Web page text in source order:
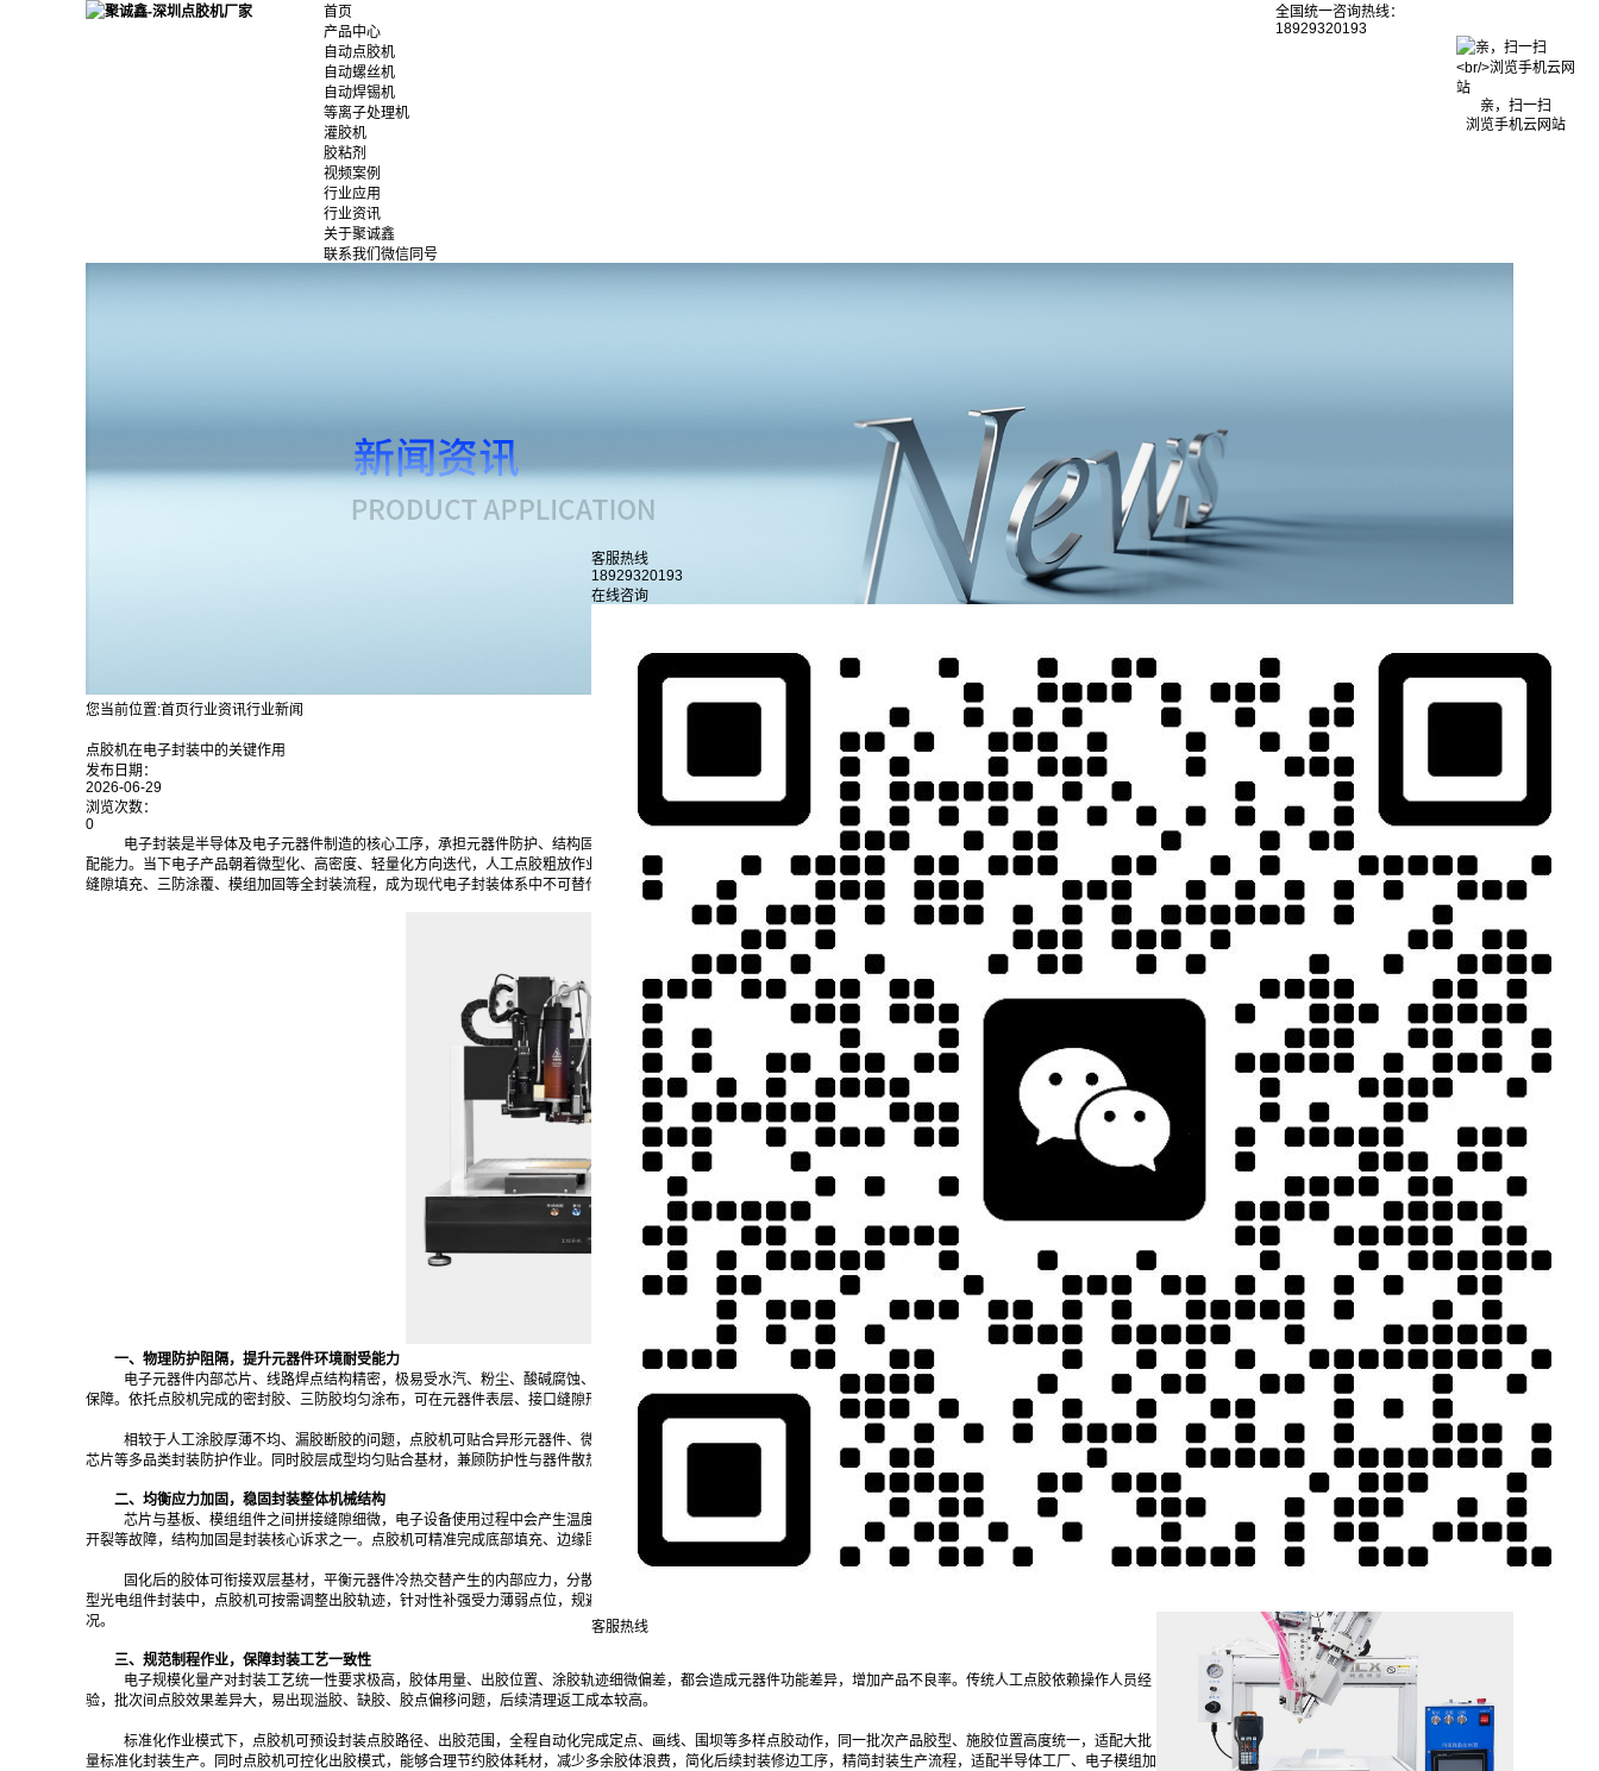
首页
产品中心
自动点胶机
自动螺丝机
自动焊锡机
等离子处理机
灌胶机
胶粘剂
视频案例
行业应用
行业资讯
关于聚诚鑫
联系我们微信同号
全国统一咨询热线：
18929320193
您当前位置:首页行业资讯行业新闻
行业新闻
点胶机在电子封装中的关键作用
发布日期：
2026-06-29
浏览次数：
0
电子封装是半导体及电子元器件制造的核心工序，承担元器件防护、结构固定、电路稳压、散热协同等多重作用，直接决定电子产品使用寿命、运行稳定性与环境适
配能力。当下电子产品朝着微型化、高密度、轻量化方向迭代，人工点胶粗放作业模式已无法适配标准化封装需求，点胶机作为自动化流体涂布设备，深度融入芯片粘接、
缝隙填充、三防涂覆、模组加固等全封装流程，成为现代电子封装体系中不可替代的核心设备，全方位支撑封装工艺提质升级。
一、物理防护阻隔，提升元器件环境耐受能力
电子元器件内部芯片、线路焊点结构精密，极易受水汽、粉尘、酸碱腐蚀、静电干扰影响，出现线路短路、焊点老化、芯片失效等问题，封装防护是器件量产的基础
保障。依托点胶机完成的密封胶、三防胶均匀涂布，可在元器件表层、接口缝隙形成完整密闭胶层，隔绝外界杂质与内部电路接触。
相较于人工涂胶厚薄不均、漏胶断胶的问题，点胶机可贴合异形元器件、微型引脚、板边缝隙等复杂区域完成全覆盖点胶，适配PCB电路板、车载传感器、消费电子
芯片等多品类封装防护作业。同时胶层成型均匀贴合基材，兼顾防护性与器件散热性，适配户外、车载、潮湿车间等多元使用场景，从封装源头降低元器件环境损耗概率。
二、均衡应力加固，稳固封装整体机械结构
芯片与基板、模组组件之间拼接缝隙细微，电子设备使用过程中会产生温度交变、震动弯折，不同材质基材热胀收缩程度不同，极易引发焊点脱落、芯片偏移、组件
开裂等故障，结构加固是封装核心诉求之一。点胶机可精准完成底部填充、边缘围堰、定点补强等工艺作业，将适配胶体匀速填充至组件拼接缝隙内部。
固化后的胶体可衔接双层基材，平衡元器件冷热交替产生的内部应力，分散设备震动带来的机械外力，弱化焊点承重压力。在高密度芯片封装、柔性线路板模组、微
型光电组件封装中，点胶机可按需调整出胶轨迹，针对性补强受力薄弱点位，规避组件移位、脱粘问题，提升封装结构整体性，适配便携电子、车载电子高频震动使用工
况。
三、规范制程作业，保障封装工艺一致性
电子规模化量产对封装工艺统一性要求极高，胶体用量、出胶位置、涂胶轨迹细微偏差，都会造成元器件功能差异，增加产品不良率。传统人工点胶依赖操作人员经
验，批次间点胶效果差异大，易出现溢胶、缺胶、胶点偏移问题，后续清理返工成本较高。
标准化作业模式下，点胶机可预设封装点胶路径、出胶范围，全程自动化完成定点、画线、围坝等多样点胶动作，同一批次产品胶型、施胶位置高度统一，适配大批
量标准化封装生产。同时点胶机可控化出胶模式，能够合理节约胶体耗材，减少多余胶体浪费，简化后续封装修边工序，精简封装生产流程，适配半导体工厂、电子模组加
相关推荐
JCX-PUR331聚诚鑫热熔胶点胶机
JCX-UV5311 聚诚鑫双工位UV胶点胶固化一体机
客服热线
18929320193
在线咨询
客服热线
亲，扫一扫
浏览手机云网站